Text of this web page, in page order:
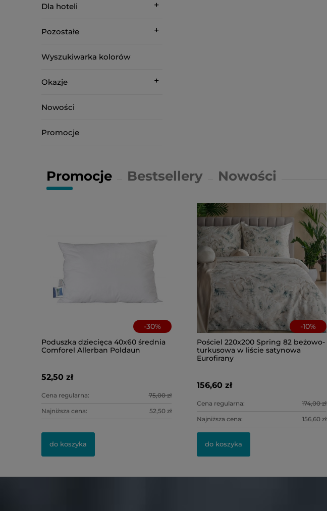
Dla hoteli
Pozostałe
Wyszukiwarka kolorów
Okazje
Nowości
Promocje
Promocje Nowości
Bestsellery
-30%
Poduszka dziecięca 40x60 średnia
Comforel Allerban Poldaun
52,50 zł
Cena regularna: 75,00 zł
Najniższa cena: 52,50 zł
do koszyka
-10%
Pościel 220x200 Spring 82 beżowo-
turkusowa w liście satynowa
Eurofirany
156,60 zł
Cena regularna: 174,00 zł
Najniższa cena: 156,60 zł
do koszyka